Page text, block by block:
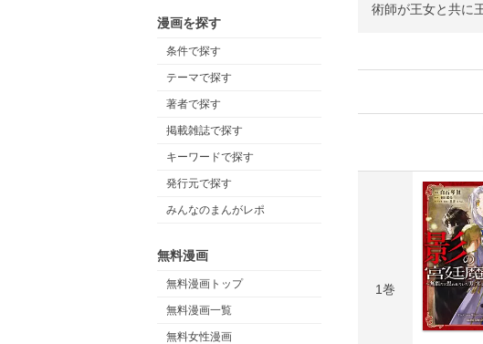
漫画を探す
条件で探す
テーマで探す
著者で探す
掲載雑誌で探す
キーワードで探す
発行元で探す
みんなのまんがレポ
無料漫画
無料漫画トップ
無料漫画一覧
無料女性漫画
術師が王女と共に
1巻